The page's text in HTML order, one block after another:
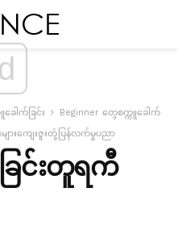
ေါက်ခြင်း
Beginner တွေစက္ကူခေါက်
ျားကျေးဇူးတုံ့ပြန်လက်မှုပညာ
ြင်းတူရကီ